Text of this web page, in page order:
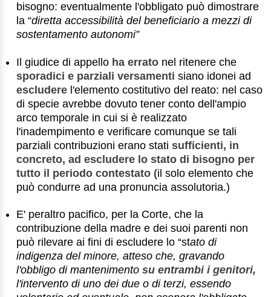
bisogno: eventualmente l'obbligato può dimostrare
la “diretta accessibilità del beneficiario a mezzi di
sostentamento autonomi”
Il giudice di appello ha errato nel ritenere che
sporadici e parziali versamenti siano idonei ad
escludere l'elemento costitutivo del reato: nel caso
di specie avrebbe dovuto tener conto dell'ampio
arco temporale in cui si è realizzato
l'inadempimento e verificare comunque se tali
parziali contribuzioni erano stati sufficienti, in
concreto, ad escludere lo stato di bisogno per
tutto il periodo contestato (il solo elemento che
può condurre ad una pronuncia assolutoria.)
E' peraltro pacifico, per la Corte, che la
contribuzione della madre e dei suoi parenti non
può rilevare ai fini di escludere lo “stato di
indigenza del minore, atteso che, gravando
l'obbligo di mantenimentosu entrambi i genitori,
l'intervento di uno dei due o di terzi, essendo